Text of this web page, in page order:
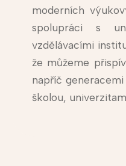
moderních
spolupráci s
vzdělávacími
že můžeme
napříč
školou,